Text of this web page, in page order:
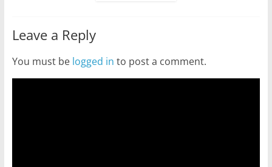
Leave a Reply
You must be logged in to post a comment.